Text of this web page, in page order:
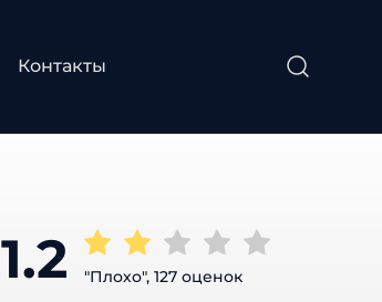
Контакты
1.2 "Плохо", 127 оценок